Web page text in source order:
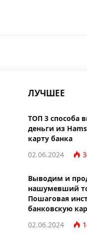
ЛУЧШЕЕ
ТОП 3 способа
деньги из
карту банка
02.06.2024
Выводим и
нашумевший
Пошаговая
банковскую
02.06.2024